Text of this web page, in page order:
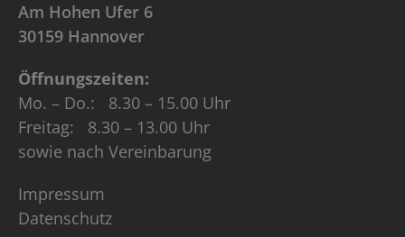
Am Hohen Ufer 6
30159 Hannover
Öffnungszeiten:
Mo. – Do.: 8.30 – 15.00 Uhr
Freitag: 8.30 – 13.00 Uhr
sowie nach Vereinbarung
Impressum
Datenschutz